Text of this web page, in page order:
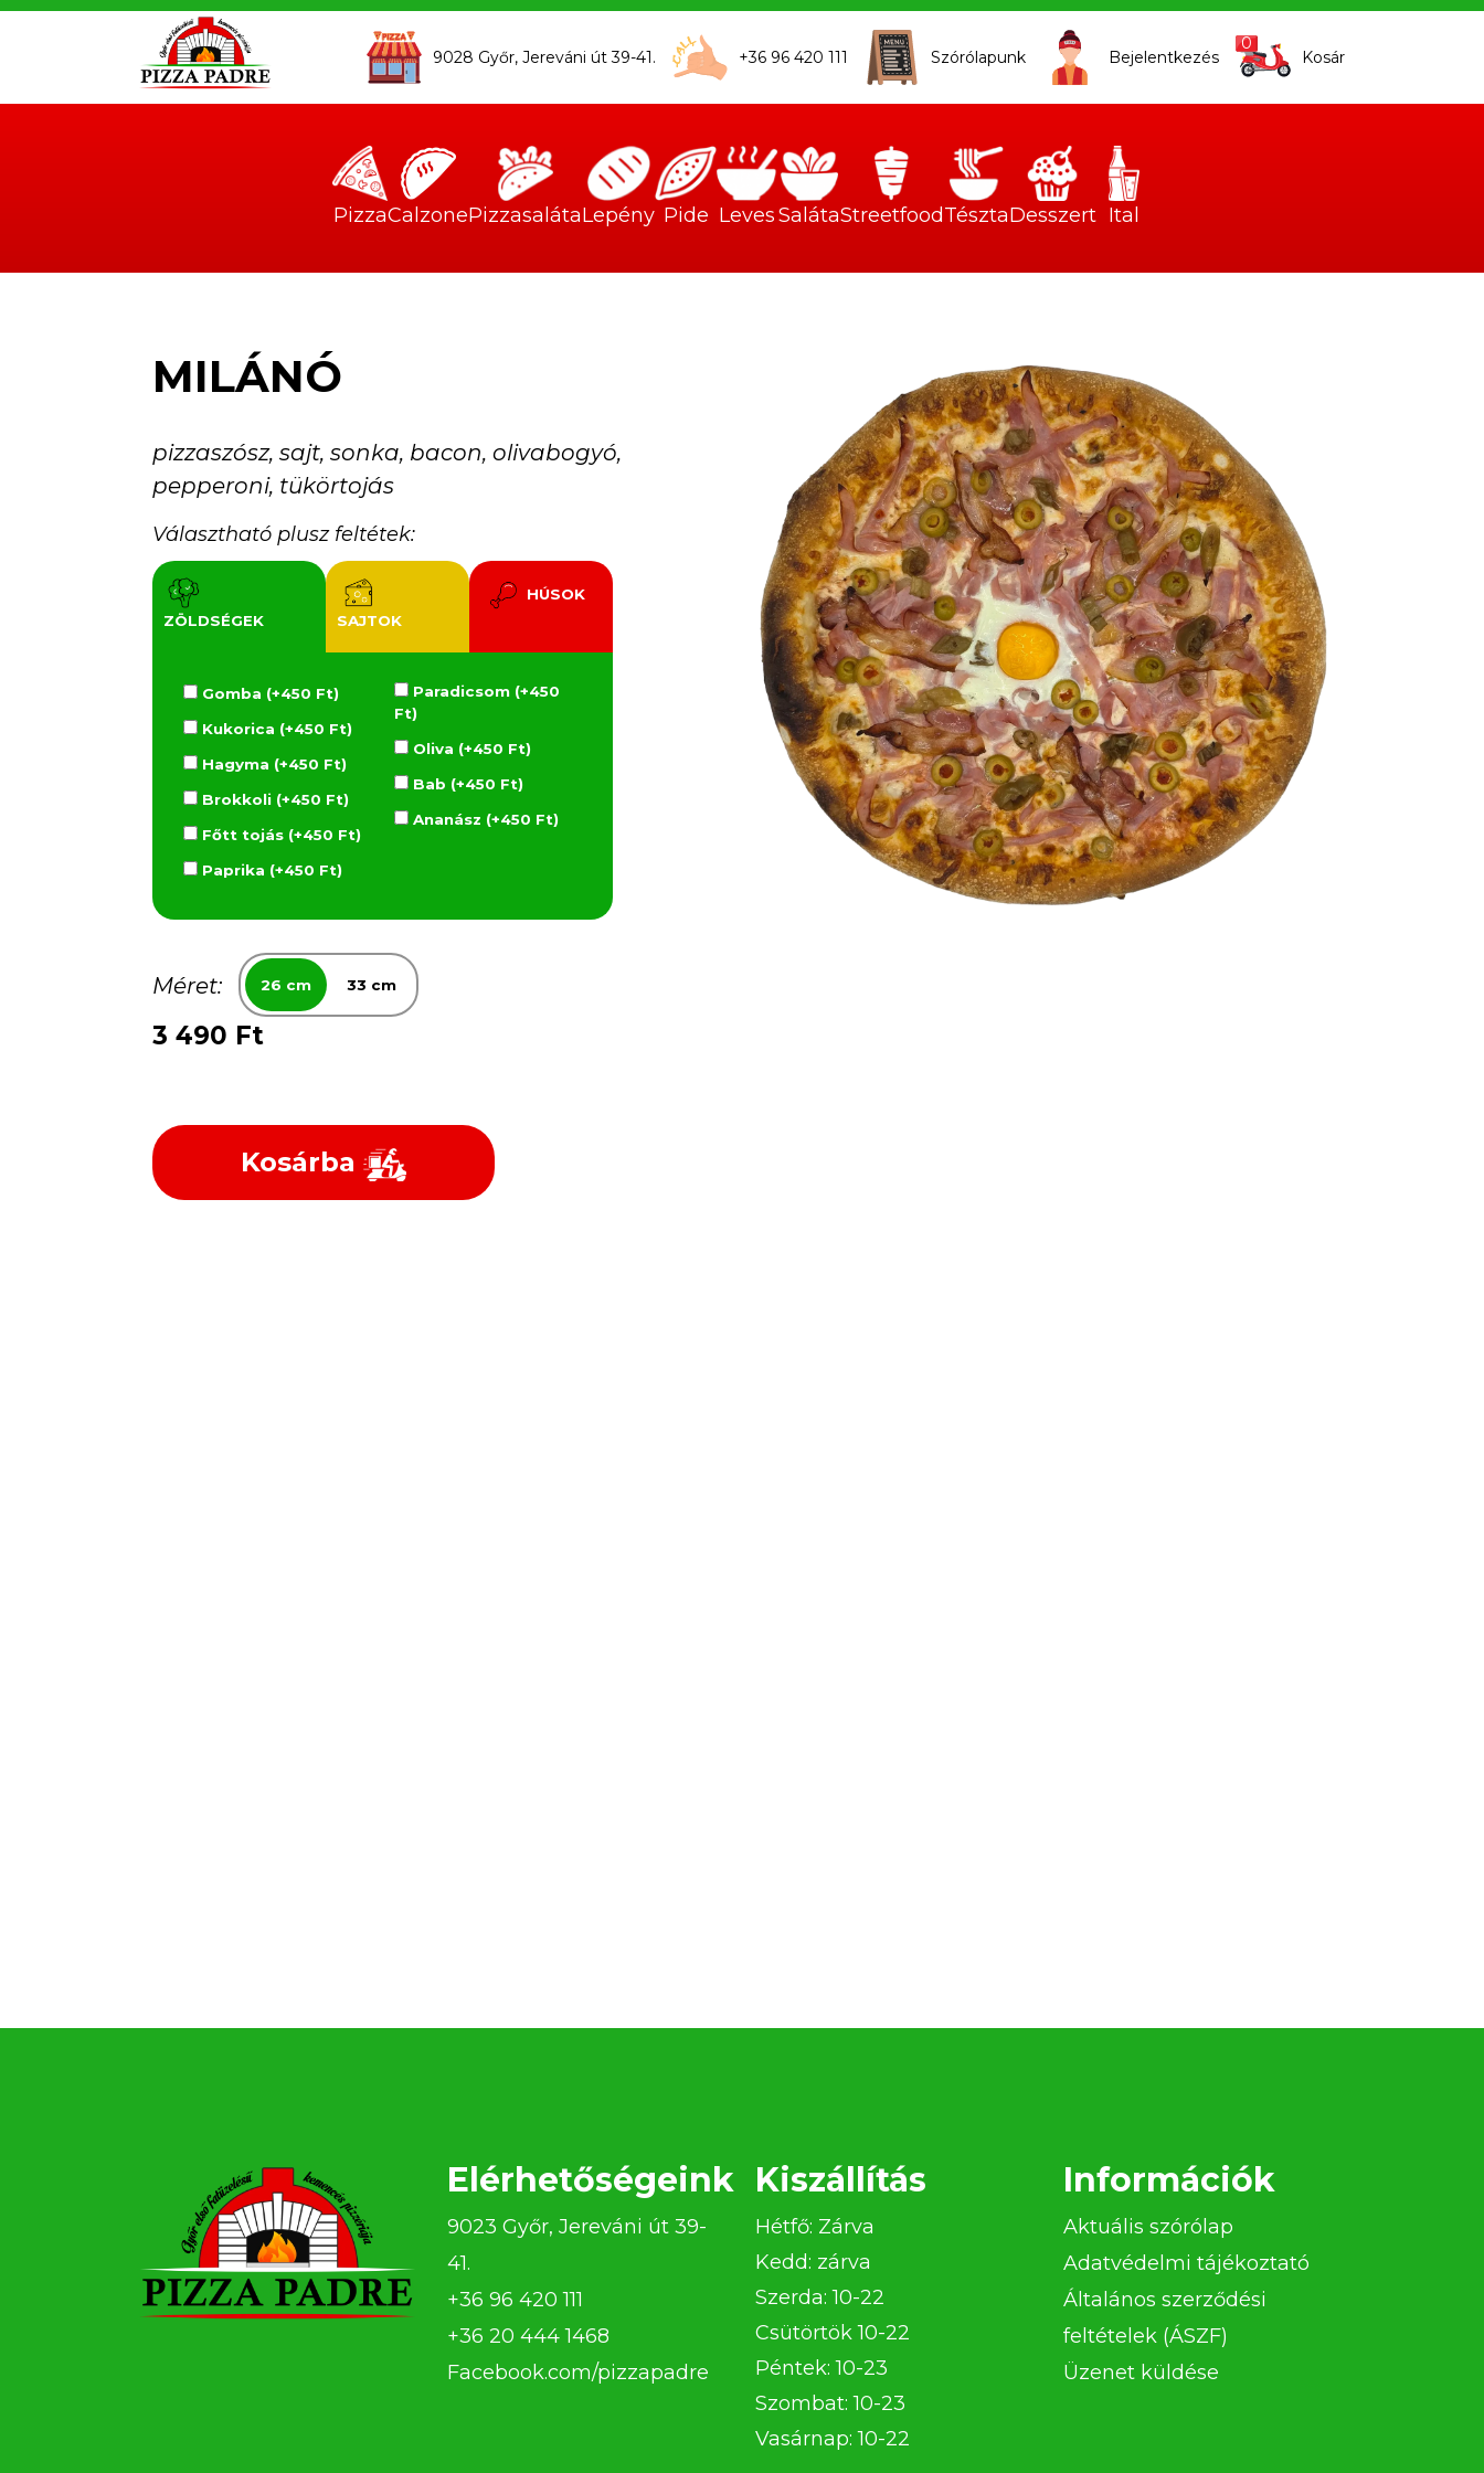
Skip to main content
9028 Győr, Jereváni út 39-41. +36 96 420 111 Szórólapunk Bejelentkezés
0
Kosár
PizzaCalzonePizzasalátaLepény Pide LevesSalátaStreetfoodTésztaDesszert Ital
MILÁNÓ
pizzaszósz, sajt, sonka, bacon, olivabogyó,
pepperoni, tükörtojás
Választható plusz feltétek:
ZÖLDSÉGEK SAJTOK
HÚSOK
Gomba (+450 Ft)
Kukorica (+450 Ft)
Hagyma (+450 Ft)
Brokkoli (+450 Ft)
Főtt tojás (+450 Ft)
Paprika (+450 Ft)
Paradicsom (+450
Ft)
Oliva (+450 Ft)
Bab (+450 Ft)
Ananász (+450 Ft)
Méret: 26 cm 33 cm
3 490 Ft
Kosárba
Elérhetőségeink
9023 Győr, Jereváni út 39-
41.
+36 96 420 111
+36 20 444 1468
Facebook.com/pizzapadre
Kiszállítás
Hétfő: Zárva
Kedd: zárva
Szerda: 10-22
Csütörtök 10-22
Péntek: 10-23
Szombat: 10-23
Vasárnap: 10-22
Információk
Aktuális szórólap
Adatvédelmi tájékoztató
Általános szerződési
feltételek (ÁSZF)
Üzenet küldése